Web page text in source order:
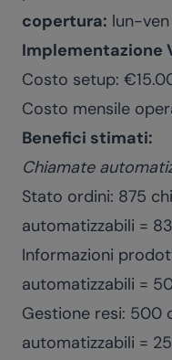
copertura: lun-
Implementazione
Costo setup:
Costo mensile
Benefici stimati:
Chiamate
Stato ordini: 875
automatizzabili =
Informazioni
automatizzabili =
Gestione resi: 500
automatizzabili =